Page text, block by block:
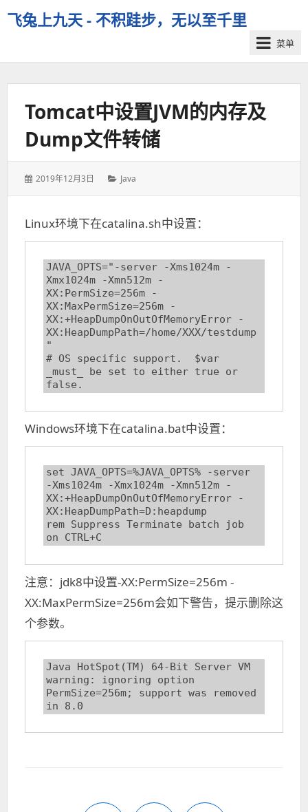
飞兔上九天 - 不积跬步，无以至千里
菜单
Tomcat中设置JVM的内存及
Dump文件转储
发
2019年12月3日
分
Java
Linux环境下在catalina.sh中设置：
JAVA_OPTS="-server -Xms1024m -
Xmx1024m -Xmn512m -
XX:PermSize=256m -
XX:MaxPermSize=256m -
XX:+HeapDumpOnOutOfMemoryError -
XX:HeapDumpPath=/home/XXX/testdump
"
# OS specific support.  $var
_must_ be set to either true or
false.
Windows环境下在catalina.bat中设置：
set JAVA_OPTS=%JAVA_OPTS% -server
-Xms1024m -Xmx1024m -Xmn512m -
XX:+HeapDumpOnOutOfMemoryError -
XX:HeapDumpPath=D:heapdump
rem Suppress Terminate batch job
on CTRL+C
注意：jdk8中设置-XX:PermSize=256m -
XX:MaxPermSize=256m会如下警告，提示删除这
个参数。
Java HotSpot(TM) 64-Bit Server VM
warning: ignoring option
PermSize=256m; support was removed
in 8.0